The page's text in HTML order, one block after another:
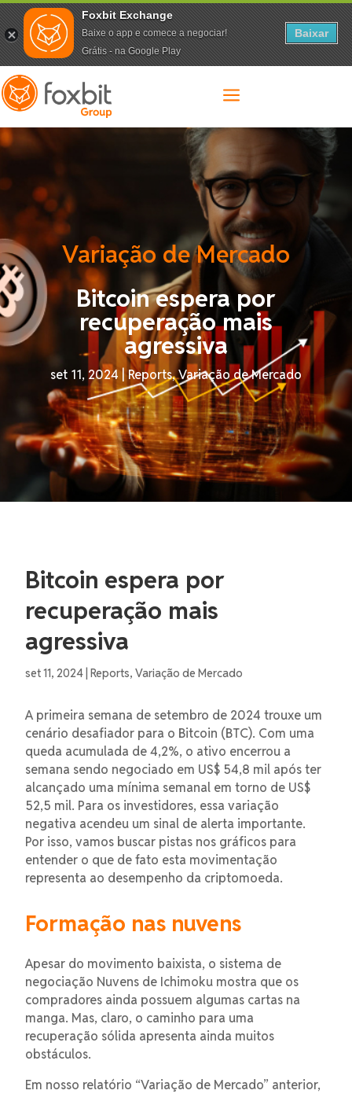
a
Variação de Mercado
Bitcoin espera por
recuperação mais
agressiva
set 11, 2024 Reports,Variação de Mercado
Bitcoin espera por
recuperação mais
agressiva
set 11, 2024 Reports, Variação de Mercado
A primeira semana de setembro de 2024 trouxe um
cenário desafiador para o Bitcoin (BTC). Com uma
queda acumulada de 4,2%, o ativo encerrou a
semana sendo negociado em US$ 54,8 mil após ter
alcançado uma mínima semanal em torno de US$
52,5 mil. Para os investidores, essa variação
negativa acendeu um sinal de alerta importante.
Por isso, vamos buscar pistas nos gráficos para
entender o que de fato esta movimentação
representa ao desempenho da criptomoeda.
Formação nas nuvens
Apesar do movimento baixista, o sistema de
negociação Nuvens de Ichimoku mostra que os
compradores ainda possuem algumas cartas na
manga. Mas, claro, o caminho para uma
recuperação sólida apresenta ainda muitos
obstáculos.
Em nosso relatório “Variação de Mercado” anterior,
Foxbit Exchange
Baixe o app e comece a negociar!
Grátis - na Google Play
Baixar